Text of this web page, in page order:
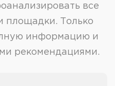
все
площадки. Только
информацию и
рекомендациями.